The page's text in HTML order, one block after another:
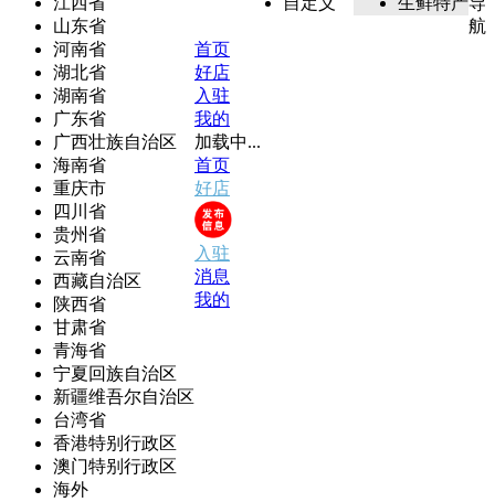
山东省
河南省
湖北省
湖南省
广东省
广西壮族自治区
海南省
重庆市
四川省
贵州省
云南省
西藏自治区
陕西省
甘肃省
青海省
宁夏回族自治区
新疆维吾尔自治区
台湾省
香港特别行政区
澳门特别行政区
海外
航
首页
好店
入驻
我的
加载中...
首页
好店
入驻
消息
我的